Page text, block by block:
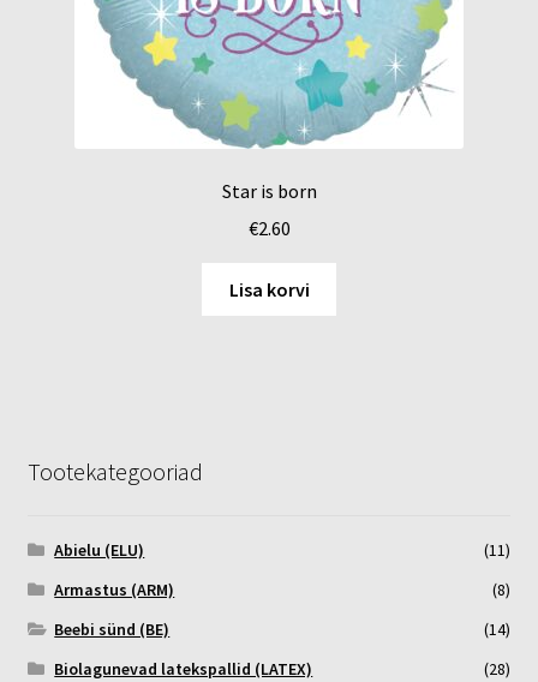
Star is born
€2.60
Lisa korvi
Tootekategooriad
Abielu (ELU)
(11)
Armastus (ARM)
(8)
Beebi sünd (BE)
(14)
Biolagunevad latekspallid (LATEX)
(28)